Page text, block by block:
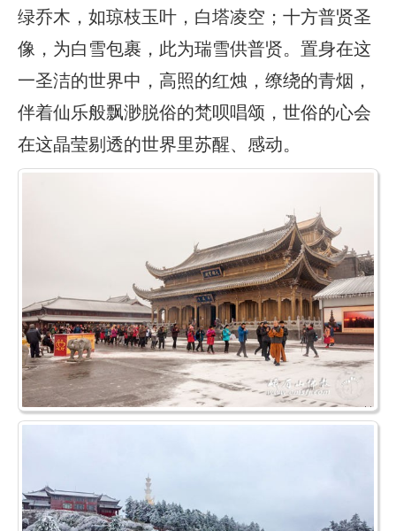
绿乔木，如琼枝玉叶，白塔凌空；十方普贤圣
像，为白雪包裹，此为瑞雪供普贤。置身在这
一圣洁的世界中，高照的红烛，缭绕的青烟，
伴着仙乐般飘渺脱俗的梵呗唱颂，世俗的心会
在这晶莹剔透的世界里苏醒、感动。